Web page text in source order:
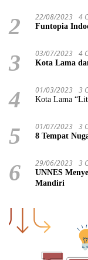
2 22/08/2023 4
Funtopia
3 03/07/2023 4
Kota Lama
4 01/03/2023 3
Kota Lama
5 01/07/2023 3
8 Tempat
6 29/06/2023 3
UNNES
Mandiri